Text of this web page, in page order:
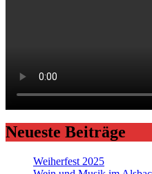
Neueste Beiträge
Weiherfest 2025